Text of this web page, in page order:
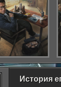
История